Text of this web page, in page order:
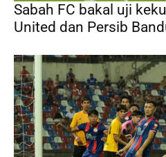
Sabah FC bakal uji
United dan Persib